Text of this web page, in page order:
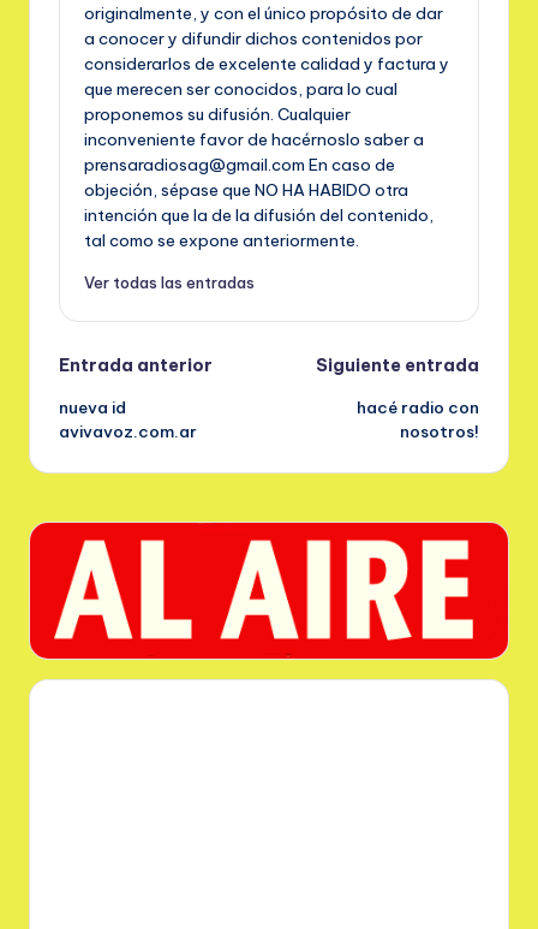
originalmente, y con el único propósito de dar
a conocer y difundir dichos contenidos por
considerarlos de excelente calidad y factura y
que merecen ser conocidos, para lo cual
proponemos su difusión. Cualquier
inconveniente favor de hacérnoslo saber a
prensaradiosag@gmail.com En caso de
objeción, sépase que NO HA HABIDO otra
intención que la de la difusión del contenido,
tal como se expone anteriormente.
Ver todas las entradas
Navegación
de
entradas
Entrada anterior
nueva id
avivavoz.com.ar
Siguiente entrada
hacé radio con
nosotros!